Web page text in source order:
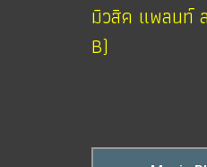
มิวสิค แพลนท์
B)